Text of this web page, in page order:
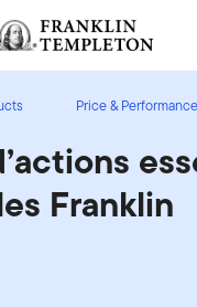
Price & Performance
Franklin